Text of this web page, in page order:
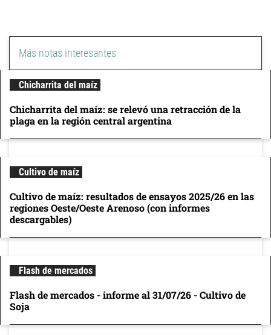
Más notas interesantes
Chicharrita del maíz
Chicharrita del maíz: se relevó una retracción de la
plaga en la región central argentina
Cultivo de maíz
Cultivo de maíz: resultados de ensayos 2025/26 en las
regiones Oeste/Oeste Arenoso (con informes
descargables)
Flash de mercados
Flash de mercados - informe al 31/07/26 - Cultivo de
Soja